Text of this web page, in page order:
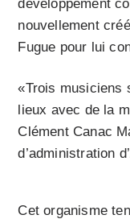
développement
nouvellement
Fugue pour lui
«Trois musiciens
lieux avec de la
Clément Canac
d’administration
Cet organisme